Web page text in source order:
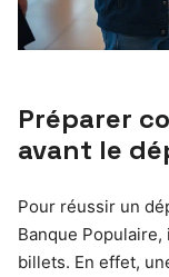
Préparer
avant le
Pour réussir un
Banque
billets. En effet,